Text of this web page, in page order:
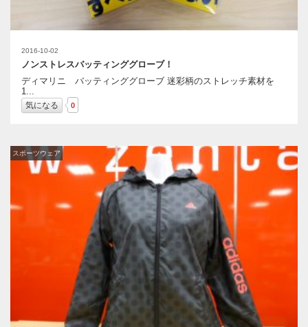
2016-10-02
ノンストレスバッティンググローブ！
ディマリニ バッティンググローブ 迷彩柄のストレッチ素材を
1...
気になる 0
スポーツウェア